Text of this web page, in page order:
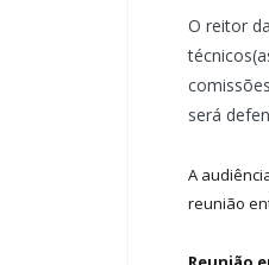
O reitor
será
A
reunião